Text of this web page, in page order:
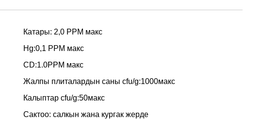
Катары: 2,0 PPM макс
Hg:0,1 PPM макс
CD:1.0PPM макс
Жалпы плиталардын саны cfu/g:1000макс
Калыптар cfu/g:50макс
Сактоо: салкын жана кургак жерде